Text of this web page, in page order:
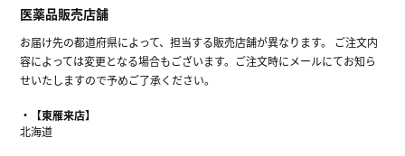
医薬品販売店舗
お届け先の都道府県によって、担当する販売店舗が異なります。 ご注文内
容によっては変更となる場合もございます。ご注文時にメールにてお知ら
せいたしますので予めご了承ください。
【東雁来店】
北海道